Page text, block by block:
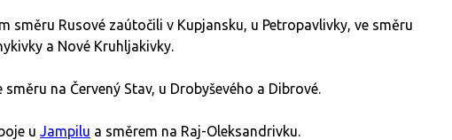
směru Rusové zaútočili v Kupjansku, u Petropavlivky, ve směru
a Nové Kruhljakivky.
na Červený Stav, u Drobyševého a Dibrové.
u Jampilu a směrem na Raj-Oleksandrivku.